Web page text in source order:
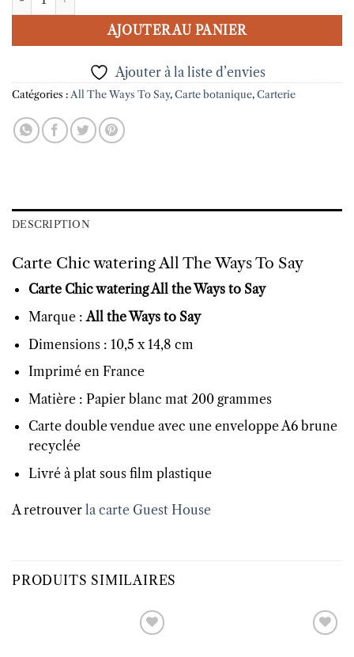
AJOUTER AU PANIER
Ajouter à la liste d’envies
Catégories : All The Ways To Say, Carte botanique, Carterie
DESCRIPTION
Carte Chic watering All The Ways To Say
Carte Chic watering All the Ways to Say
Marque :All the Ways to Say
Dimensions : 10,5 x 14,8 cm
Imprimé en France
Matière : Papier blanc mat 200 grammes
Carte double vendue avec une enveloppe A6 brune
recyclée
Livré à plat sous film plastique
A retrouver la carte Guest House
PRODUITS SIMILAIRES